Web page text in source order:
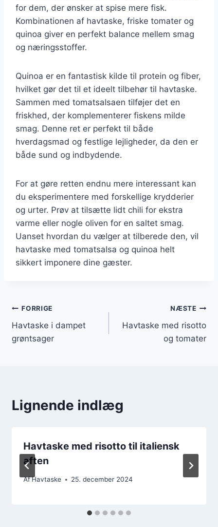
for dem, der ønsker at spise mere fisk.
Kombinationen af havtaske, friske tomater og
quinoa giver en perfekt balance mellem smag
og næringsstoffer.
Quinoa er en fantastisk kilde til protein og fiber,
hvilket gør det til et ideelt tilbehør til havtaske.
Sammen med tomatsalsaen tilføjer det en
friskhed, der komplementerer fiskens milde
smag. Denne ret er perfekt til både
hverdagsmad og festlige lejligheder, da den er
både sund og indbydende.
For at gøre retten endnu mere interessant kan
du eksperimentere med forskellige krydderier
og urter. Prøv at tilsætte lidt chili for ekstra
varme eller nogle oliven for en saltet smag.
Uanset hvordan du vælger at tilberede den, vil
havtaske med tomatsalsa og quinoa helt
sikkert imponere dine gæster.
Indlægsnavigation
FORRIGE
Havtaske i dampet
grøntsager
NÆSTE
Havtaske med risotto
og tomater
Lignende indlæg
Havtaske med risotto til italiensk
aften
AfHavtaske 25. december 2024